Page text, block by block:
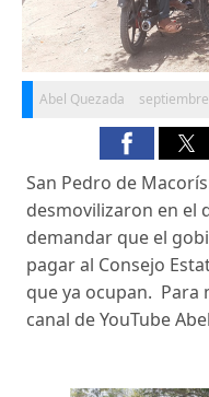
Abel Quezada
San Pedro de
desmovilizaron en el
demandar que el
pagar al Consejo
que ya ocupan. Para
canal de YouTube